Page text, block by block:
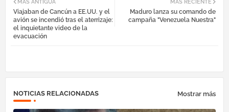
ebo tter egr atsa
MÁS RECIENTE
Maduro lanza su comando de
campaña "Venezuela Nuestra"
MÁS ANTIGUA
Viajaban de Cancún a EE.UU. y el
avión se incendió tras el aterrizaje:
el inquietante video de la
evacuación
NOTICIAS RELACIONADAS Mostrar más